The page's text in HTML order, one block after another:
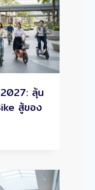
2027: ลุ้น
สู้ของ